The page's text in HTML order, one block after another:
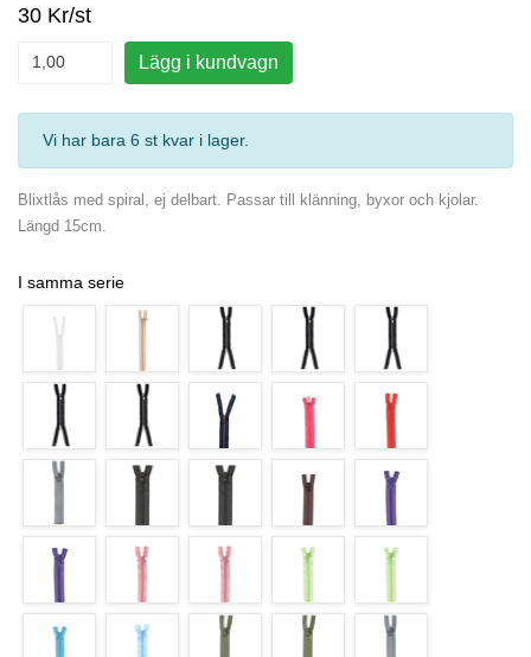
30 Kr/st
Lägg i kundvagn
Vi har bara 6 st kvar i lager.
Blixtlås med spiral, ej delbart. Passar till klänning, byxor och kjolar.
Längd 15cm.
I samma serie